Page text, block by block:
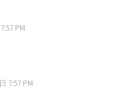
PM
7:57 PM